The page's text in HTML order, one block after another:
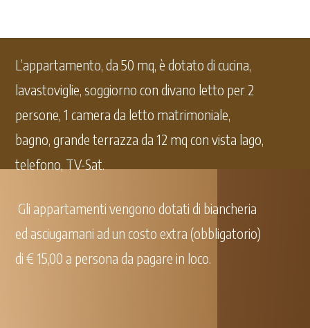
L’appartamento, da 50 mq, è dotato di cucina,
lavastoviglie, soggiorno con divano letto per 2
persone, 1 camera da letto matrimoniale,
bagno, grande terrazza da 12 mq con vista lago,
telefono, TV-Sat.
Gli appartamenti vengono dotati di biancheria
ed asciugamani ad un costo extra (obbligatorio)
di € 15,00 a persona da pagare in loco.